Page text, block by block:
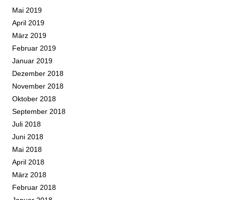
Mai 2019
April 2019
März 2019
Februar 2019
Januar 2019
Dezember 2018
November 2018
Oktober 2018
September 2018
Juli 2018
Juni 2018
Mai 2018
April 2018
März 2018
Februar 2018